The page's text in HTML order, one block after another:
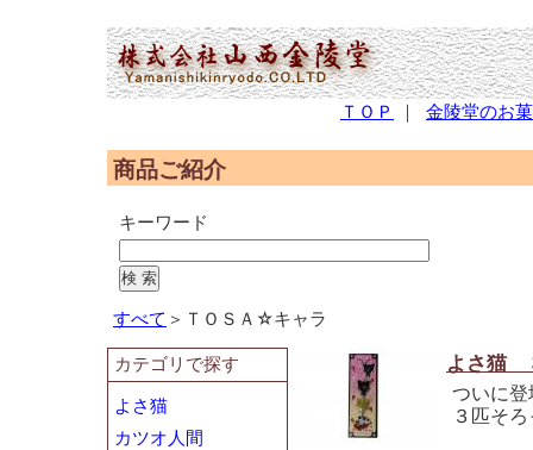
ＴＯＰ ｜ 金陵堂のお
商品ご紹介
キーワード
すべて ＞ＴＯＳＡ☆キャラ
カテゴリで探す
よさ猫
カツオ人間
よさ猫
ついに
３匹そ